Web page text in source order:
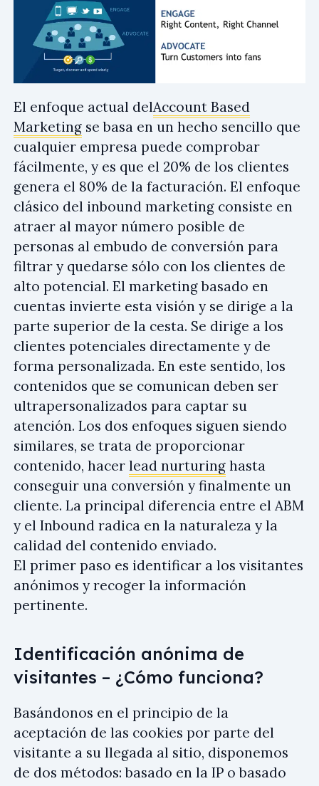
El enfoque actual delAccount Based
Marketing se basa en un hecho sencillo que
cualquier empresa puede comprobar
fácilmente, y es que el 20% de los clientes
genera el 80% de la facturación. El enfoque
clásico del inbound marketing consiste en
atraer al mayor número posible de
personas al embudo de conversión para
filtrar y quedarse sólo con los clientes de
alto potencial. El marketing basado en
cuentas invierte esta visión y se dirige a la
parte superior de la cesta. Se dirige a los
clientes potenciales directamente y de
forma personalizada. En este sentido, los
contenidos que se comunican deben ser
ultrapersonalizados para captar su
atención. Los dos enfoques siguen siendo
similares, se trata de proporcionar
contenido, hacer lead nurturing hasta
conseguir una conversión y finalmente un
cliente. La principal diferencia entre el ABM
y el Inbound radica en la naturaleza y la
calidad del contenido enviado.
El primer paso es identificar a los visitantes
anónimos y recoger la información
pertinente.
Identificación anónima de
visitantes – ¿Cómo funciona?
Basándonos en el principio de la
aceptación de las cookies por parte del
visitante a su llegada al sitio, disponemos
de dos métodos: basado en la IP o basado